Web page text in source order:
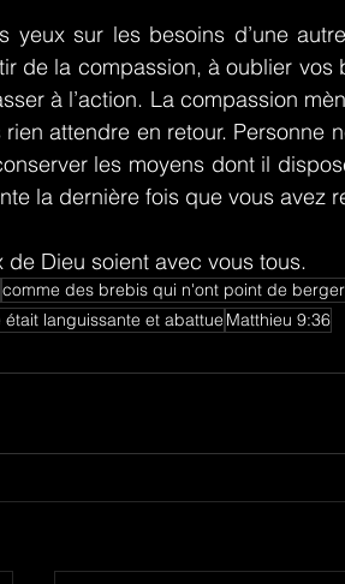
yeux sur les besoins d’une
de la compassion, à oublier
à l’action. La compassion
attendre en retour. Personne
les moyens dont il
la dernière fois que vous avez
Dieu soient avec vous tous.
comme des brebis qui n'ont point de berger
languissante et abattue Matthieu 9:36